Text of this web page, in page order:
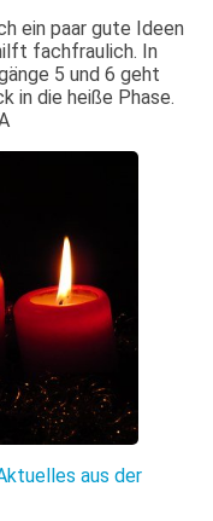
ein paar gute Ideen
fachfraulich. In
5 und 6 geht
in die heiße Phase.
aus der